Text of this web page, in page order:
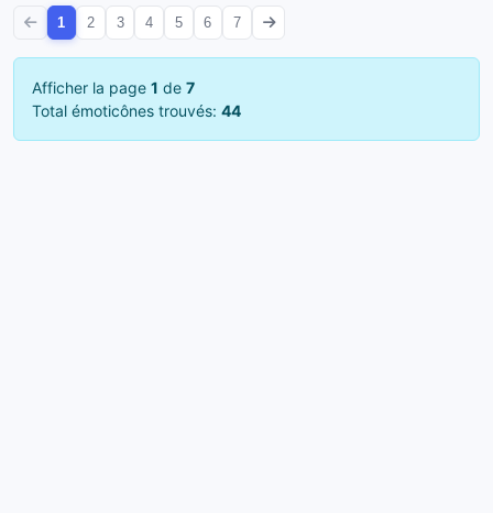
1 2 3 4 5 6 7
Afficher la page 1 de 7
Total émoticônes trouvés: 44